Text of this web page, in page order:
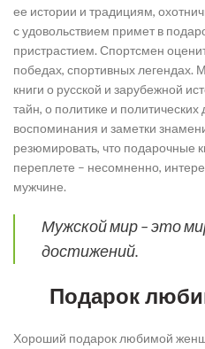
ее истории и традициям,
с удовольствием примет в
пристрастием. Спортсмен
победах, спортивных
книги о русской и зарубежной
тайн, о политике и
воспоминания и заметки
резюмировать, что подарочные
переплете – несомненно,
мужчине.
Мужской мир – это
достижений.
Подарок
Хороший подарок любимой